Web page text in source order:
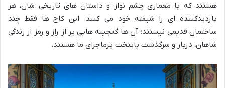
هستند که با معماری چشم نواز و داستان های تاریخی شان، هر
بازدیدکننده ای را شیفته خود می کنند. این کاخ ها فقط چند
ساختمان قدیمی نیستند؛ آن ها گنجینه هایی پر از راز و رمز از زندگی
شاهان، دربار و سرگذشت پایتخت پرماجرای ما هستند.